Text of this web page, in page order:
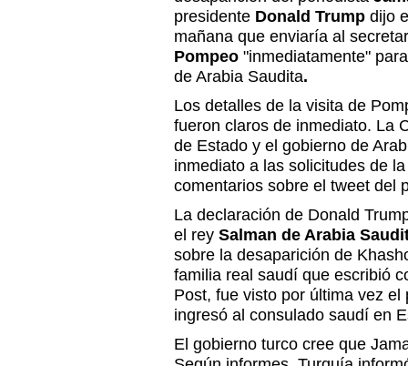
presidente Donald Trump dijo
mañana que enviaría al
Pompeo "inmediatamente"
de Arabia Saudita.
Los detalles de la visita de
fueron claros de inmediato. La
de Estado y el gobierno de
inmediato a las solicitudes de
comentarios sobre el tweet del
La declaración de Donald
el rey Salman de Arabia
sobre la desaparición de
familia real saudí que escribió
Post, fue visto por última vez
ingresó al consulado saudí en
El gobierno turco cree que